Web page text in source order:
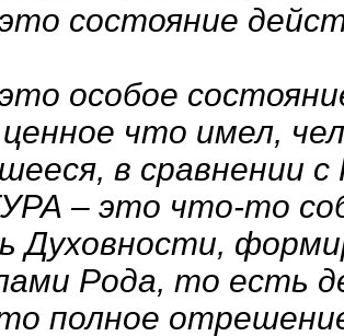
состояние
особое
что имел,
в сравнении
– это что-то
Духовности,
Рода, то есть
полное